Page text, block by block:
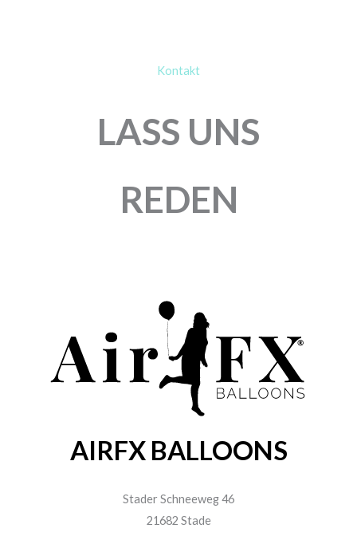
Kontakt
LASS UNS
REDEN
AIRFX BALLOONS
Stader Schneeweg 46
21682 Stade